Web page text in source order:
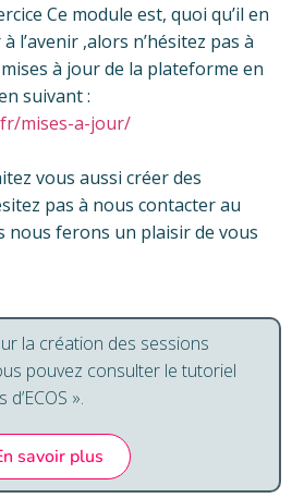
Ce module est, quoi qu’il en
l’avenir ,alors n’hésitez pas à
à jour de la plateforme en
suivant :
mises-a-jour/
vous aussi créer des
pas à nous contacter au
nous ferons un plaisir de vous
la création des sessions
pouvez consulter le tutoriel
».
savoir plus